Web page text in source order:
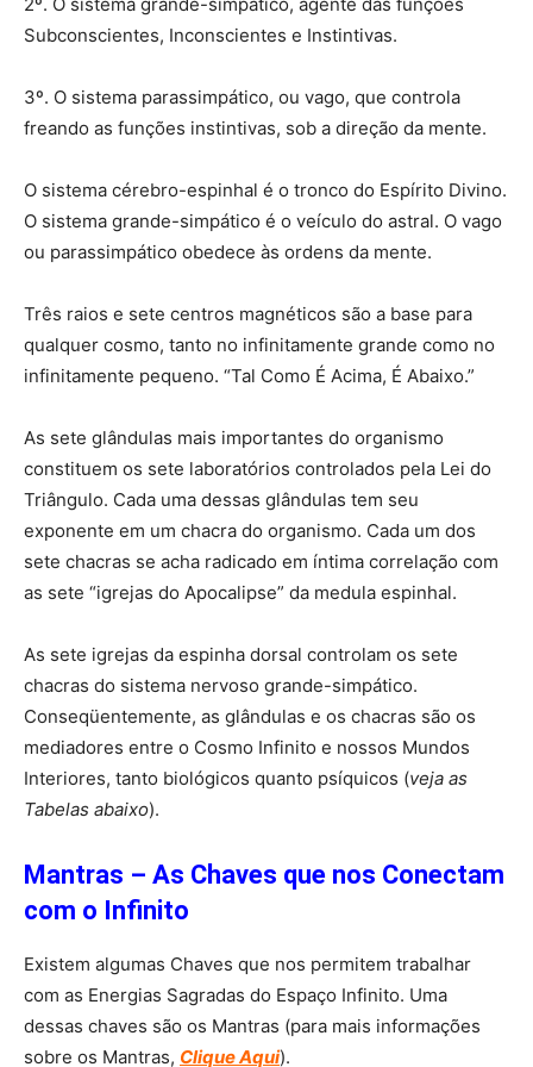
Subconscientes, Inconscientes e Instintivas.
3º. O sistema parassimpático, ou vago, que controla
freando as funções instintivas, sob a direção da mente.
O sistema cérebro-espinhal é o tronco do Espírito Divino.
O sistema grande-simpático é o veículo do astral. O vago
ou parassimpático obedece às ordens da mente.
Três raios e sete centros magnéticos são a base para
qualquer cosmo, tanto no infinitamente grande como no
infinitamente pequeno. “Tal Como É Acima, É Abaixo.”
As sete glândulas mais importantes do organismo
constituem os sete laboratórios controlados pela Lei do
Triângulo. Cada uma dessas glândulas tem seu
exponente em um chacra do organismo. Cada um dos
sete chacras se acha radicado em íntima correlação com
as sete “igrejas do Apocalipse” da medula espinhal.
As sete igrejas da espinha dorsal controlam os sete
chacras do sistema nervoso grande-simpático.
Conseqüentemente, as glândulas e os chacras são os
mediadores entre o Cosmo Infinito e nossos Mundos
Interiores, tanto biológicos quanto psíquicos (veja as
Tabelas abaixo).
Mantras – As Chaves que nos Conectam
com o Infinito
Existem algumas Chaves que nos permitem trabalhar
com as Energias Sagradas do Espaço Infinito. Uma
dessas chaves são os Mantras (para mais informações
sobre os Mantras, Clique Aqui).